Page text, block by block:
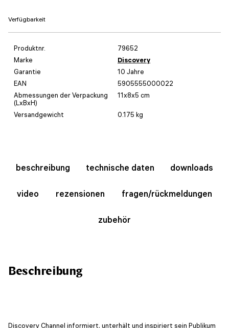
Verfügbarkeit
Produktnr.
79652
Marke
Discovery
Garantie
10 Jahre
EAN
5905555000022
Abmessungen der Verpackung
(LxBxH)
11x8x5 cm
Versandgewicht 0.175 kg
beschreibung technische daten downloads
video rezensionen fragen/rückmeldungen
zubehör
Beschreibung
Discovery Channel informiert, unterhält und inspiriert sein Publikum